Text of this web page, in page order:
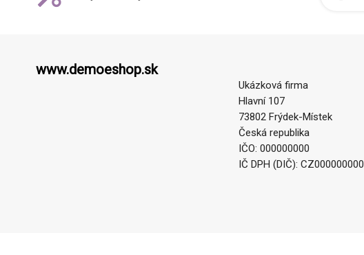
www.demoeshop.sk
Ukázková firma
Hlavní 107
73802 Frýdek-Místek
Česká republika
IČO: 000000000
IČ DPH (DIČ): CZ000000000